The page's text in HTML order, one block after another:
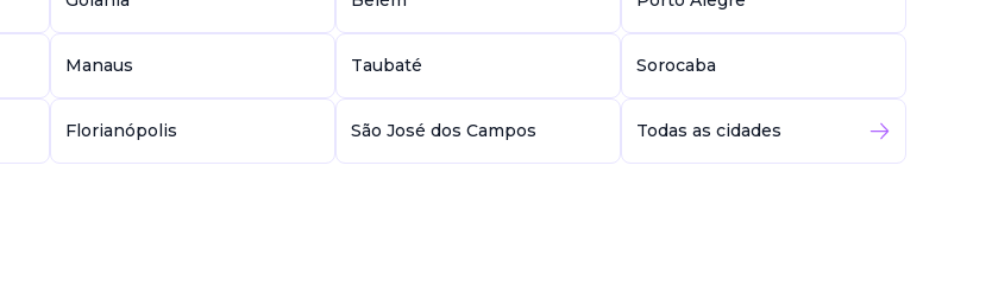
Manaus Taubaté Sorocaba
Florianópolis São José dos Campos Todas as cidades